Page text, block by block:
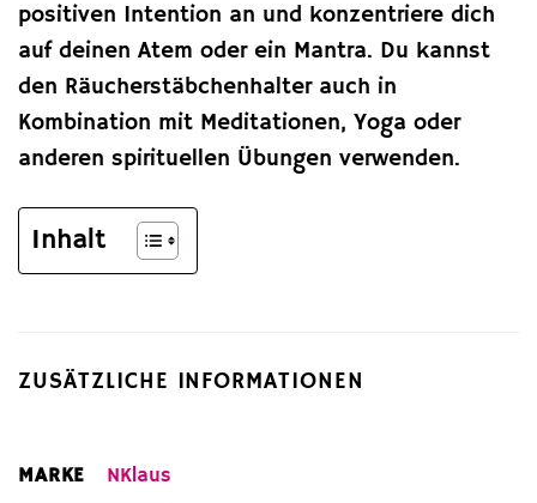
positiven Intention an und konzentriere dich
auf deinen Atem oder ein Mantra. Du kannst
den Räucherstäbchenhalter auch in
Kombination mit Meditationen, Yoga oder
anderen spirituellen Übungen verwenden.
Inhalt
ZUSÄTZLICHE INFORMATIONEN
MARKE NKlaus